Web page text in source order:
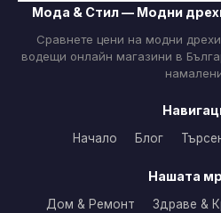
Мода & Стил — Модни
Сравнете цени на модни
водещи онлайн магазини в
Начало Блог
Нашата
Дом & Ремонт Здраве &